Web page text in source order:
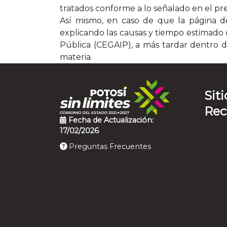
tratados conforme a lo señalado en el
Así mismo, en caso de que la página
explicando las causas y tiempo
Pública (CEGAIP), a más tardar
materia.
Fecha de Actualización:
17/02/2026
Preguntas Frecuentes